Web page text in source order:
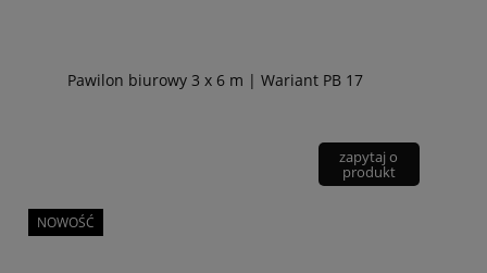
Pawilon biurowy 3 x 6 m | Wariant PB 17
zapytaj o
produkt
NOWOŚĆ